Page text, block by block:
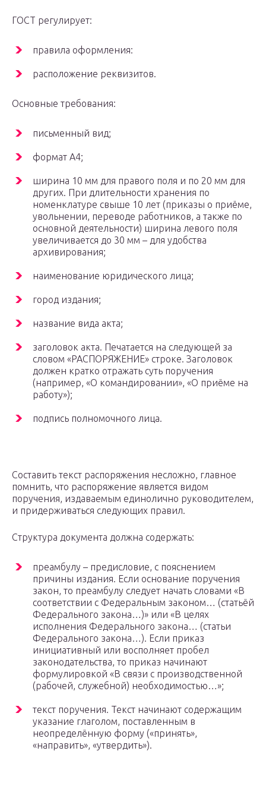
ГОСТ регулирует:
правила оформления:
расположение реквизитов.
Основные требования:
письменный вид;
формат А4;
ширина 10 мм для правого поля и по 20 мм для
других. При длительности хранения по
номенклатуре свыше 10 лет (приказы о приёме,
увольнении, переводе работников, а также по
основной деятельности) ширина левого поля
увеличивается до 30 мм – для удобства
архивирования;
наименование юридического лица;
город издания;
название вида акта;
заголовок акта. Печатается на следующей за
словом «РАСПОРЯЖЕНИЕ» строке. Заголовок
должен кратко отражать суть поручения
(например, «О командировании», «О приёме на
работу»);
подпись полномочного лица.
Составить текст распоряжения несложно, главное
помнить, что распоряжение является видом
поручения, издаваемым единолично руководителем,
и придерживаться следующих правил.
Структура документа должна содержать:
преамбулу – предисловие, с пояснением
причины издания. Если основание поручения
закон, то преамбулу следует начать словами «В
соответствии с Федеральным законом… (статьёй
Федерального закона…)» или «В целях
исполнения Федерального закона… (статьи
Федерального закона…). Если приказ
инициативный или восполняет пробел
законодательства, то приказ начинают
формулировкой «В связи с производственной
(рабочей, служебной) необходимостью…»;
текст поручения. Текст начинают содержащим
указание глаголом, поставленным в
неопределённую форму («принять»,
«направить», «утвердить»).